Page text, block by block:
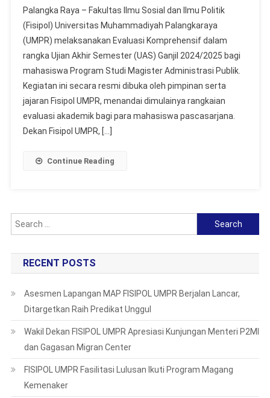
UMPR
Gelar
Evaluasi
Komprehensif
UAS
Semester
Ganjil
2024/2025
Untuk
Mahasiswa
Administrasi
Palangka Raya – Fakultas Ilmu Sosial dan Ilmu Politik
(Fisipol) Universitas Muhammadiyah Palangkaraya
(UMPR) melaksanakan Evaluasi Komprehensif dalam
rangka Ujian Akhir Semester (UAS) Ganjil 2024/2025 bagi
mahasiswa Program Studi Magister Administrasi Publik.
Kegiatan ini secara resmi dibuka oleh pimpinan serta
jajaran Fisipol UMPR, menandai dimulainya rangkaian
evaluasi akademik bagi para mahasiswa pascasarjana.
Dekan Fisipol UMPR, […]
Continue Reading
Search
for:
RECENT POSTS
Asesmen Lapangan MAP FISIPOL UMPR Berjalan Lancar,
Ditargetkan Raih Predikat Unggul
Wakil Dekan FISIPOL UMPR Apresiasi Kunjungan Menteri P2MI
dan Gagasan Migran Center
FISIPOL UMPR Fasilitasi Lulusan Ikuti Program Magang
Kemenaker